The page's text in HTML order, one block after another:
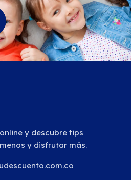
y descubre tips
y disfrutar más.